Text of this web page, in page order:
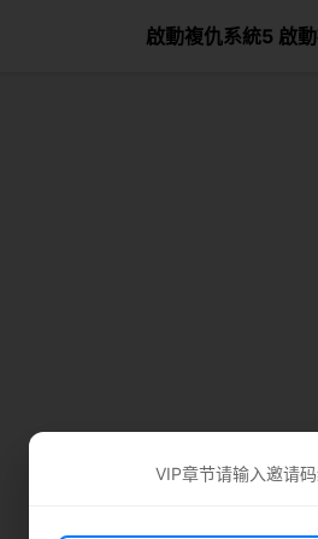
啟動複仇系統5 啟
VIP章节请输入邀请